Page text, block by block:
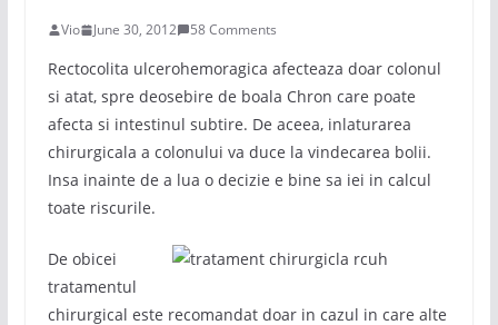
Vio June 30, 2012 58 Comments
Rectocolita ulcerohemoragica afecteaza doar colonul
si atat, spre deosebire de boala Chron care poate
afecta si intestinul subtire. De aceea, inlaturarea
chirurgicala a colonului va duce la vindecarea bolii.
Insa inainte de a lua o decizie e bine sa iei in calcul
toate riscurile.
De obicei
tratamentul
chirurgical este recomandat doar in cazul in care alte